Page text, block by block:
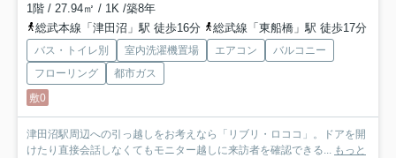
1階 / 27.94㎡ / 1K /築8年
総武本線「津田沼」駅 徒歩16分
総武線「東船橋」駅 徒歩17分
バス・トイレ別 室内洗濯機置場 エアコン
バルコニー
フローリング
都市ガス
敷0
津田沼駅周辺への引っ越しをお考えなら「リブリ・ロココ」。ドアを開
けたり直接会話しなくてもモニター越しに来訪者を確認できる...
もっと